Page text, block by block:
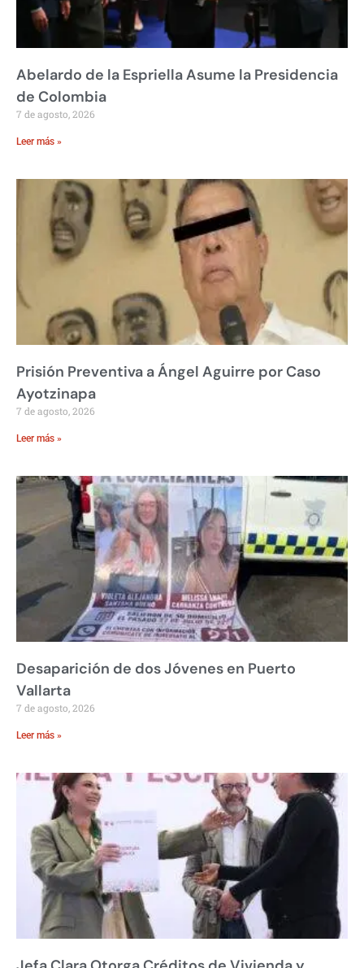
Abelardo de la Espriella Asume la Presidencia
de Colombia
7 de agosto, 2026
Leer más »
Prisión Preventiva a Ángel Aguirre por Caso
Ayotzinapa
7 de agosto, 2026
Leer más »
Desaparición de dos Jóvenes en Puerto
Vallarta
7 de agosto, 2026
Leer más »